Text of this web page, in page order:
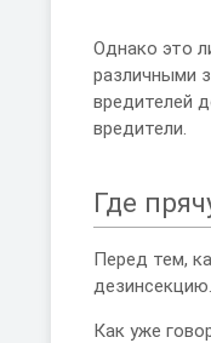
Однако это
различными
вредителей
вредители.
Где
Перед тем,
дезинсекцию.
Как уже